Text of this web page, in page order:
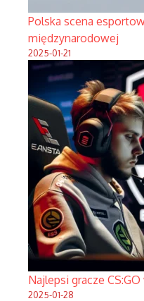
Polska scena
międzynarodowej
2025-01-21
Najlepsi gracze
2025-01-28